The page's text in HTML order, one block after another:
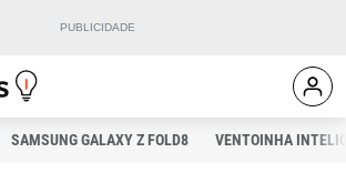
SAMSUNG GALAXY Z FOLD8 VENTOINHA